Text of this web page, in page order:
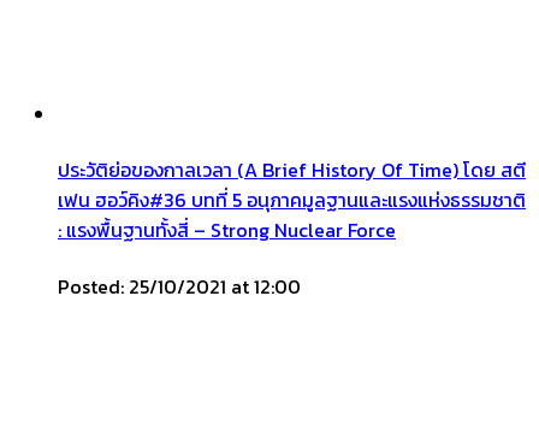
ประวัติย่อของกาลเวลา (A Brief History Of Time) โดย สตี
เฟน ฮอว์คิง#36 บทที่ 5 อนุภาคมูลฐานและแรงแห่งธรรมชาติ
: แรงพื้นฐานทั้งสี่ – Strong Nuclear Force
Posted: 25/10/2021 at 12:00